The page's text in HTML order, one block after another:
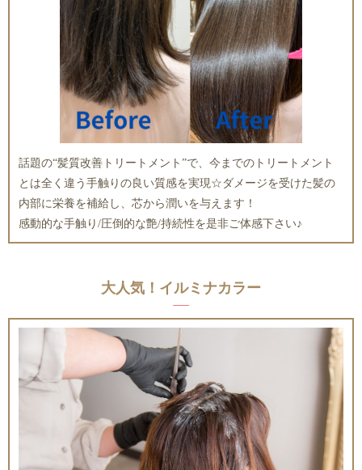
話題の“髪質改善トリートメント”で、今までのトリートメント
とは全く違う手触りの良い質感を実現☆ダメージを受けた髪の
内部に栄養を補給し、芯から潤いを与えます！
感動的な手触り/圧倒的な艶/持続性を是非ご体感下さい♪
大人気！イルミナカラー